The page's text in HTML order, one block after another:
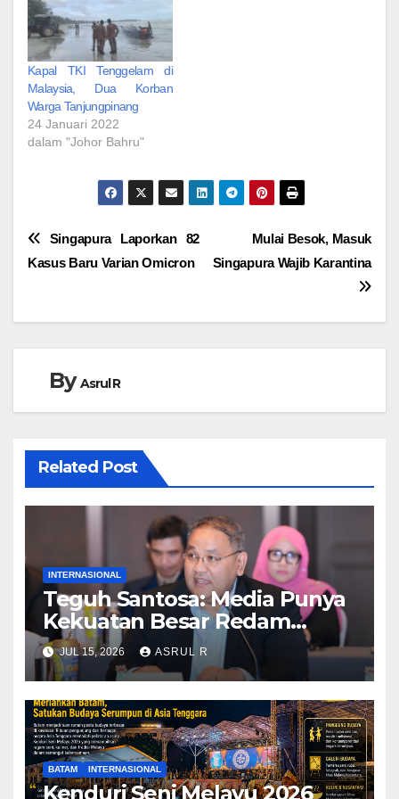
Kapal TKI Tenggelam di
Malaysia, Dua Korban
Warga Tanjungpinang
24 Januari 2022
dalam "Johor Bahru"
Navigasi
Mulai Besok, Masuk
Singapura Wajib Karantina
Singapura Laporkan 82
Kasus Baru Varian Omicron
ByAsrul R
Related Post
INTERNASIONAL
Teguh Santosa: Media Punya
Kekuatan Besar Redam
Konflik dan Kedepankan
Narasi Perdamaian
JUL 15, 2026 ASRUL R
BATAM INTERNASIONAL
Kenduri Seni Melayu 2026